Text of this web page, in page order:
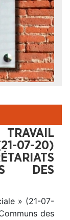
07-20)
DES
» (21-07-
des